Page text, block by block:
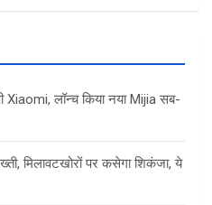
Xiaomi, लॉन्च किया नया Mijia सब-
मिलावटखोरों पर कसेगा शिकंजा, ये